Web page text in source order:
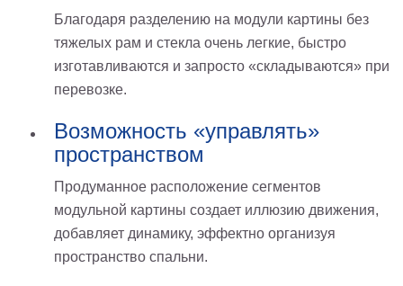
Благодаря разделению на модули картины без
тяжелых рам и стекла очень легкие, быстро
изготавливаются и запросто «складываются» при
перевозке.
Возможность «управлять»
пространством
Продуманное расположение сегментов
модульной картины создает иллюзию движения,
добавляет динамику, эффектно организуя
пространство спальни.